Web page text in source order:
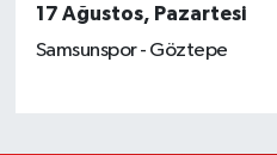
17 Ağustos, Pazartesi
Samsunspor - Göztepe